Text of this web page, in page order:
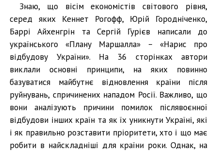
Знаю, що вісім економістів світового рівня,
серед яких Кеннет Рогофф, Юрій Городніченко,
Баррі Айхенгрін та Сергій Гурієв написали до
українського «Плану Маршалла» – «Нарис про
відбудову України». На 36 сторінках автори
виклали основні принципи, на яких повинно
базуватися майбутнє відновлення країни після
руйнувань, спричинених нападом Росії. Важливо, що
вони аналізують причини помилок післявоєнної
відбудови інших країн та як їх уникнути Україні, які
і як правильно розставити пріоритети, хто і що має
робити в найскладніші для країни роки. Однак, на